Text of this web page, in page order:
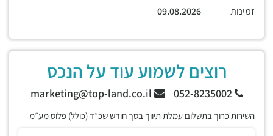
זמינות
רוצים לשמוע עוד על הנכס
052-8235002
השירות כרוך בתשלום עמלת תיווך בסך חודש שכ״ד (כולל) פלוס מע״מ